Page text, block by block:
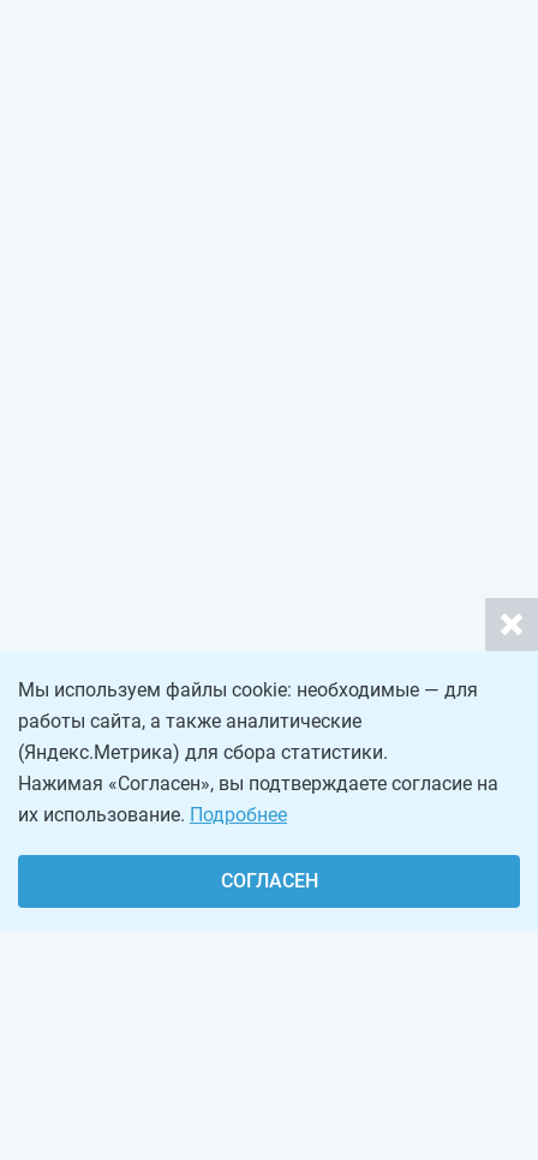
Мы используем файлы cookie: необходимые — для
работы сайта, а также аналитические
(Яндекс.Метрика) для сбора статистики.
Нажимая «Согласен», вы подтверждаете согласие на
их использование. Подробнее
СОГЛАСЕН